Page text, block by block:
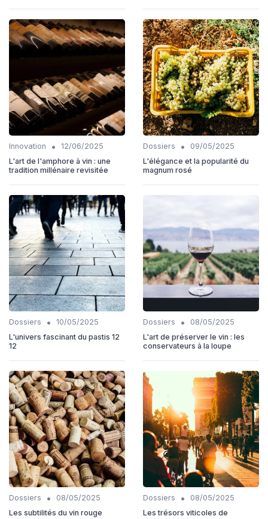
Innovation •
12/06/2025
L'art de l'amphore à vin : une
tradition millénaire revisitée
Dossiers •
09/05/2025
L'élégance et la popularité du
magnum rosé
Dossiers •
10/05/2025
L'univers fascinant du pastis 12
12
Dossiers •
08/05/2025
L'art de préserver le vin : les
conservateurs à la loupe
Dossiers •
08/05/2025
Les subtilités du vin rouge
Dossiers •
08/05/2025
Les trésors viticoles de